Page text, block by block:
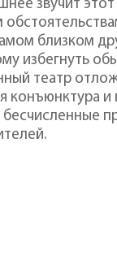
звучит этот
близком
избегнуть
театр
и